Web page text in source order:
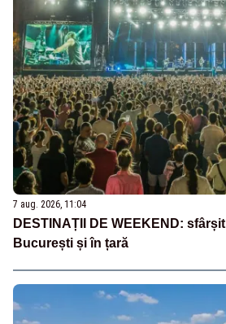
7 aug. 2026, 11:04
DESTINAȚII DE WEEKEND:
București și în țară